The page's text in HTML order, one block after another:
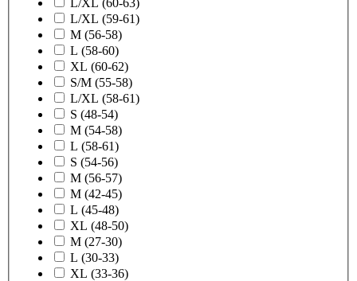
L/XL (59-61)
M (56-58)
L (58-60)
XL (60-62)
S/M (55-58)
L/XL (58-61)
S (48-54)
M (54-58)
L (58-61)
S (54-56)
M (56-57)
M (42-45)
L (45-48)
XL (48-50)
M (27-30)
L (30-33)
XL (33-36)